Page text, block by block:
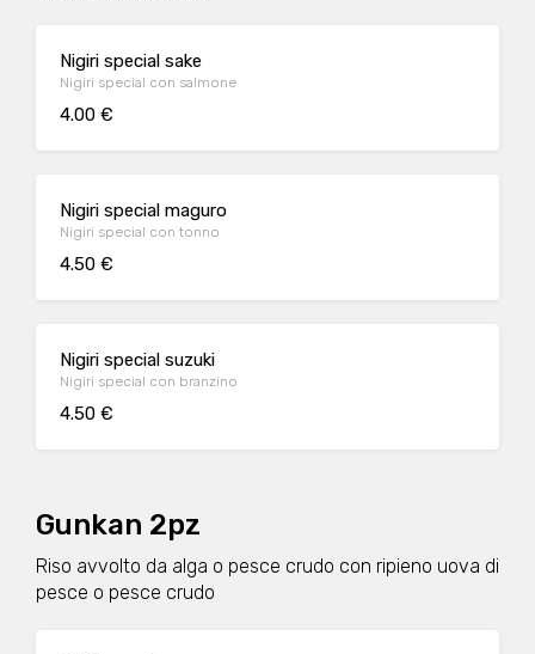
Nigiri special sake
Nigiri special con salmone
4.00 €
Nigiri special maguro
Nigiri special con tonno
4.50 €
Nigiri special suzuki
Nigiri special con branzino
4.50 €
Gunkan 2pz
Riso avvolto da alga o pesce crudo con ripieno uova di
pesce o pesce crudo